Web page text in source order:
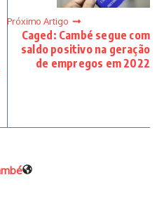
Próximo Artigo
Caged: Cambé segue com
saldo positivo na geração
de empregos em 2022